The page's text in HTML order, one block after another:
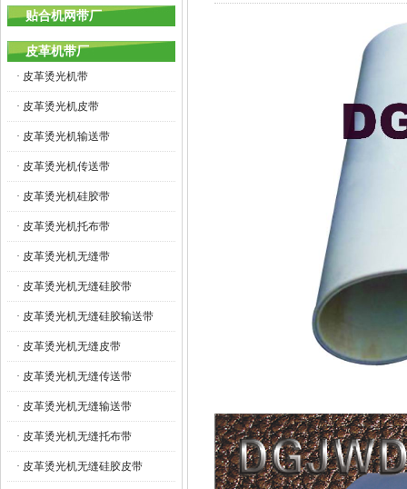
贴合机网带厂
皮革机带厂
· 皮革烫光机带
· 皮革烫光机皮带
· 皮革烫光机输送带
· 皮革烫光机传送带
· 皮革烫光机硅胶带
· 皮革烫光机托布带
· 皮革烫光机无缝带
· 皮革烫光机无缝硅胶带
· 皮革烫光机无缝硅胶输送带
· 皮革烫光机无缝皮带
· 皮革烫光机无缝传送带
· 皮革烫光机无缝输送带
· 皮革烫光机无缝托布带
· 皮革烫光机无缝硅胶皮带